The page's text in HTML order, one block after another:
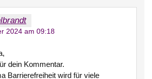
2024 am 09:18
dein Kommentar.
Barrierefreiheit wird für viele